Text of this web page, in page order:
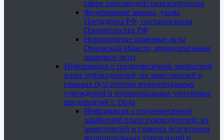
сфере противодействия коррупции
Федеральные законы, указы
Президента РФ, постановления
Правительства РФ
Нормативные правовые акты
Орловской области, муниципальные
правовые акты
Информация о среднемесячной заработной
плате руководителей, их заместителей и
главных бухгалтеров муниципальных
учреждений и муниципальных унитарных
предприятий г. Орла
Информация о среднемесячной
заработной плате руководителей, их
заместителей и главных бухгалтеров
муниципальных учреждений и